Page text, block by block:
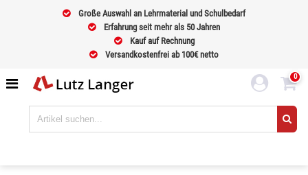
Große Auswahl an Lehrmaterial und Schulbedarf
Erfahrung seit mehr als 50 Jahren
Kauf auf Rechnung
Versandkostenfrei ab 100€ netto
0